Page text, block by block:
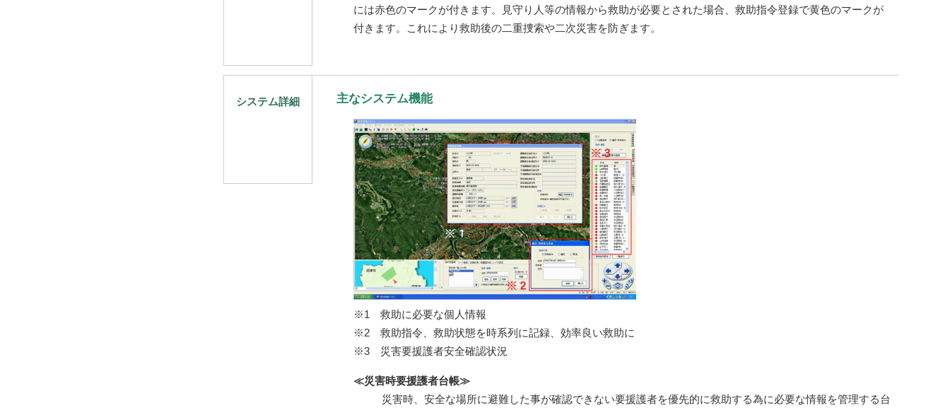
には赤色のマークが付きます。見守り人等の情報から救助が必要とされた場合、救助指令登録で黄色のマークが
付きます。これにより救助後の二重捜索や二次災害を防ぎます。
システム詳細 主なシステム機能
※1 救助に必要な個人情報
※2 救助指令、救助状態を時系列に記録、効率良い救助に
※3 災害要援護者安全確認状況
≪災害時要援護者台帳≫
災害時、安全な場所に避難した事が確認できない要援護者を優先的に救助する為に必要な情報を管理する台